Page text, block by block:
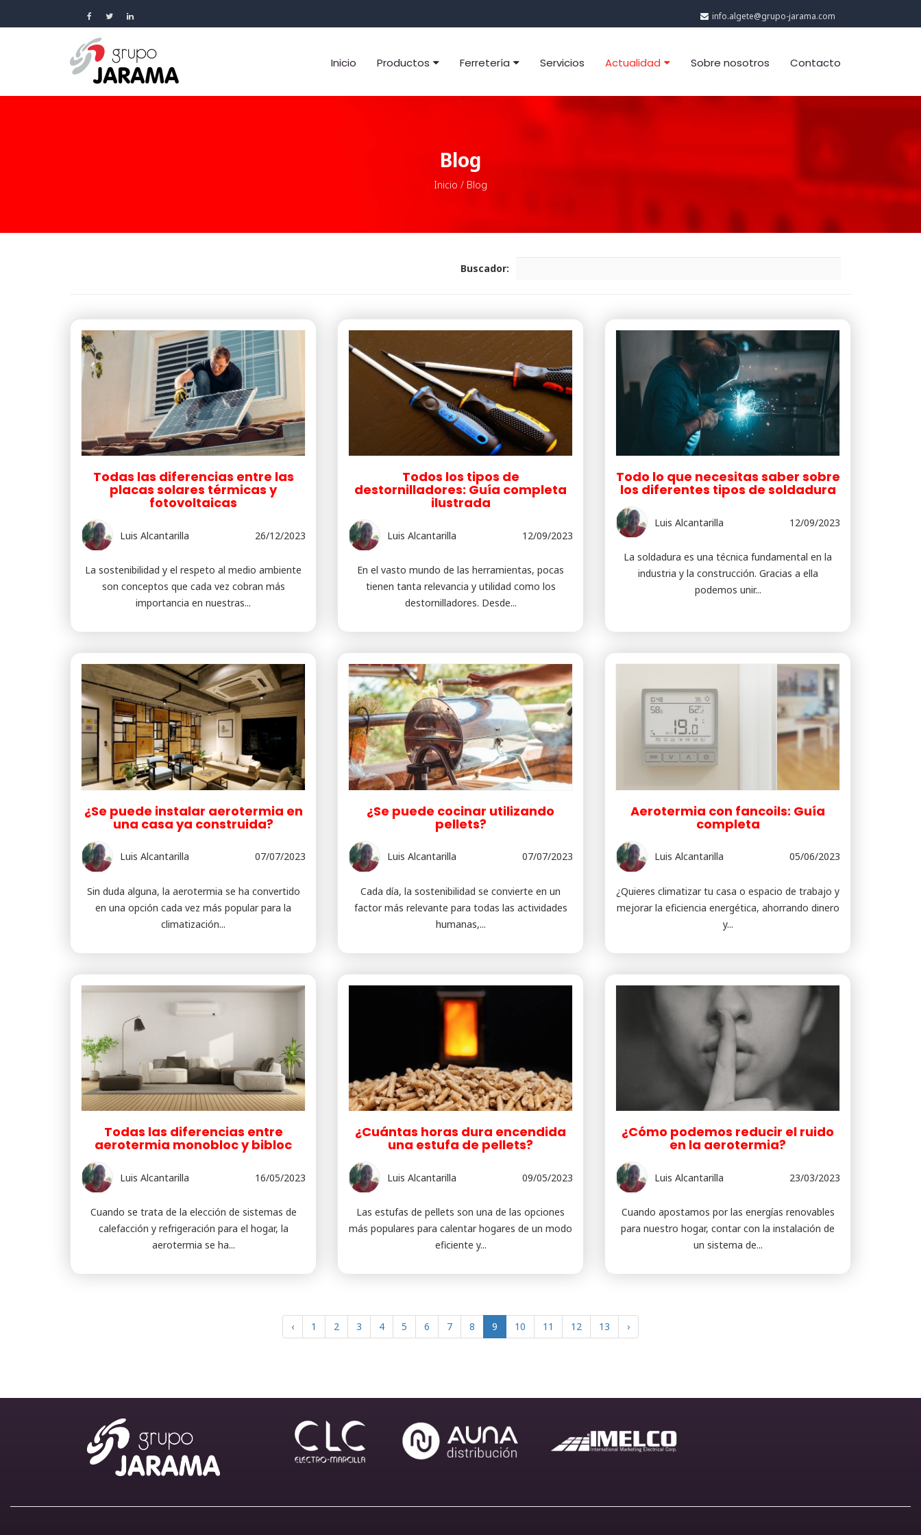
info.algete@grupo-jarama.com
Inicio Productos Ferretería Servicios Actualidad Sobre nosotros Contacto
Blog
Inicio / Blog
Buscador:
Todas las diferencias entre las
placas solares térmicas y
fotovoltaicas
Luis Alcantarilla 26/12/2023
La sostenibilidad y el respeto al medio ambiente
son conceptos que cada vez cobran más
importancia en nuestras...
Todos los tipos de
destornilladores: Guía completa
ilustrada
Luis Alcantarilla 12/09/2023
En el vasto mundo de las herramientas, pocas
tienen tanta relevancia y utilidad como los
destornilladores. Desde...
Todo lo que necesitas saber sobre
los diferentes tipos de soldadura
Luis Alcantarilla 12/09/2023
La soldadura es una técnica fundamental en la
industria y la construcción. Gracias a ella
podemos unir...
¿Se puede instalar aerotermia en
una casa ya construida?
Luis Alcantarilla 07/07/2023
Sin duda alguna, la aerotermia se ha convertido
en una opción cada vez más popular para la
climatización...
¿Se puede cocinar utilizando
pellets?
Luis Alcantarilla 07/07/2023
Cada día, la sostenibilidad se convierte en un
factor más relevante para todas las actividades
humanas,...
Aerotermia con fancoils: Guía
completa
Luis Alcantarilla 05/06/2023
¿Quieres climatizar tu casa o espacio de trabajo y
mejorar la eficiencia energética, ahorrando dinero
y...
Todas las diferencias entre
aerotermia monobloc y bibloc
Luis Alcantarilla 16/05/2023
Cuando se trata de la elección de sistemas de
calefacción y refrigeración para el hogar, la
aerotermia se ha...
¿Cuántas horas dura encendida
una estufa de pellets?
Luis Alcantarilla 09/05/2023
Las estufas de pellets son una de las opciones
más populares para calentar hogares de un modo
eficiente y...
¿Cómo podemos reducir el ruido
en la aerotermia?
Luis Alcantarilla 23/03/2023
Cuando apostamos por las energías renovables
para nuestro hogar, contar con la instalación de
un sistema de...
‹ 1 2 3 4 5 6 7 8 9 10 11 12 13 ›